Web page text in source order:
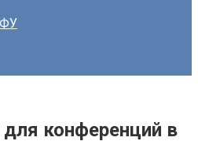
конференций в